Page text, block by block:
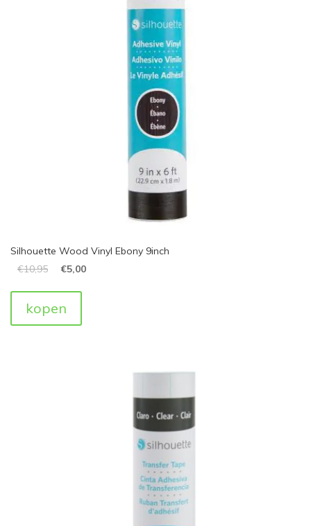
Silhouette Wood Vinyl Ebony 9inch
€10,95 €5,00
kopen